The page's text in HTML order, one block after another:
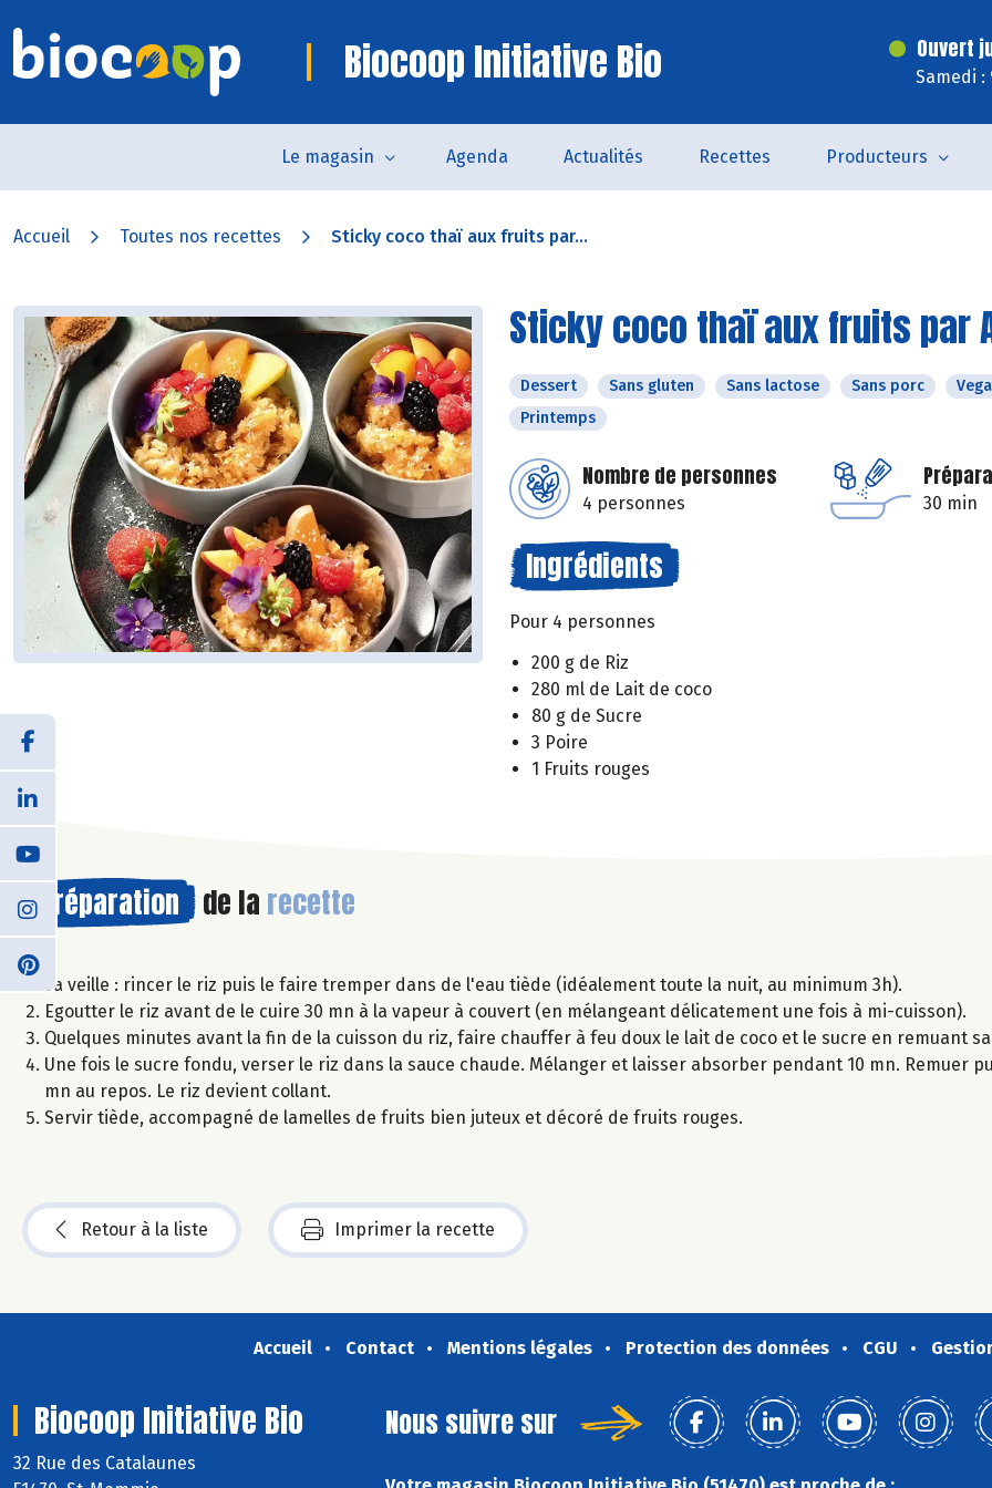
Biocoop Initiative Bio Ouvert
Samedi :
Le magasin Agenda Actualités Recettes Producteurs
Accueil Toutes nos recettes Sticky coco thaï aux fruits par...
Sticky coco thaï aux fruits par
Dessert Sans gluten Sans lactose Sans porc
Printemps
Nombre de personnes
4 personnes 30 min
Ingrédients
Pour 4 personnes
200 g de Riz
280 ml de Lait de coco
80 g de Sucre
3 Poire
1 Fruits rouges
Préparation de la recette
La veille : rincer le riz puis le faire tremper dans de l'eau tiède (idéalement toute la nuit, au minimum 3h).
Egoutter le riz avant de le cuire 30 mn à la vapeur à couvert (en mélangeant délicatement une fois à mi-cuisson).
Quelques minutes avant la fin de la cuisson du riz, faire chauffer à feu doux le lait de coco et le sucre en remuant
Une fois le sucre fondu, verser le riz dans la sauce chaude. Mélanger et laisser absorber pendant 10 mn. Remuer
mn au repos. Le riz devient collant.
Servir tiède, accompagné de lamelles de fruits bien juteux et décoré de fruits rouges.
Retour à la liste Imprimer la recette
Accueil Contact Mentions légales Protection des données CGU
Biocoop Initiative Bio
32 Rue des Catalaunes
Nous suivre sur